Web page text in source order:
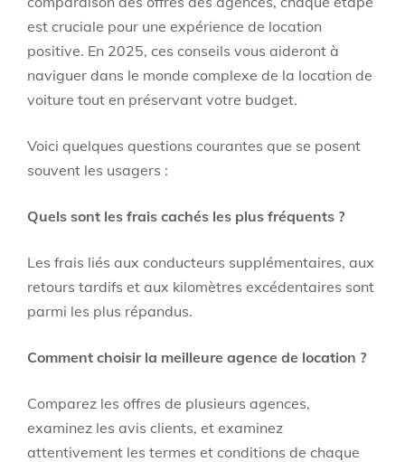
est cruciale pour une expérience de location
positive. En 2025, ces conseils vous aideront à
naviguer dans le monde complexe de la location de
voiture tout en préservant votre budget.
Voici quelques questions courantes que se posent
souvent les usagers :
Quels sont les frais cachés les plus fréquents ?
Les frais liés aux conducteurs supplémentaires, aux
retours tardifs et aux kilomètres excédentaires sont
parmi les plus répandus.
Comment choisir la meilleure agence de location ?
Comparez les offres de plusieurs agences,
examinez les avis clients, et examinez
attentivement les termes et conditions de chaque